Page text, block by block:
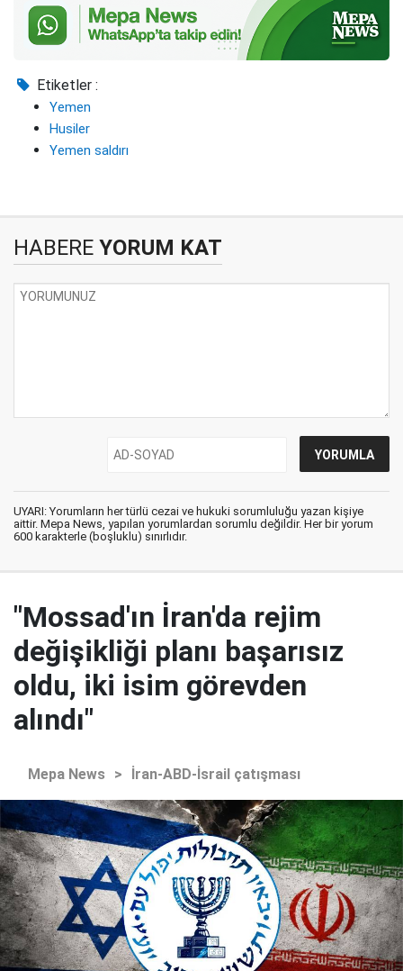
Etiketler :
Yemen
Husiler
Yemen saldırı
HABERE YORUM KAT
UYARI: Yorumların her türlü cezai ve hukuki sorumluluğu yazan kişiye
aittir. Mepa News, yapılan yorumlardan sorumlu değildir. Her bir yorum
600 karakterle (boşluklu) sınırlıdır.
"Mossad'ın İran'da rejim
değişikliği planı başarısız
oldu, iki isim görevden
alındı"
Mepa News > İran-ABD-İsrail çatışması